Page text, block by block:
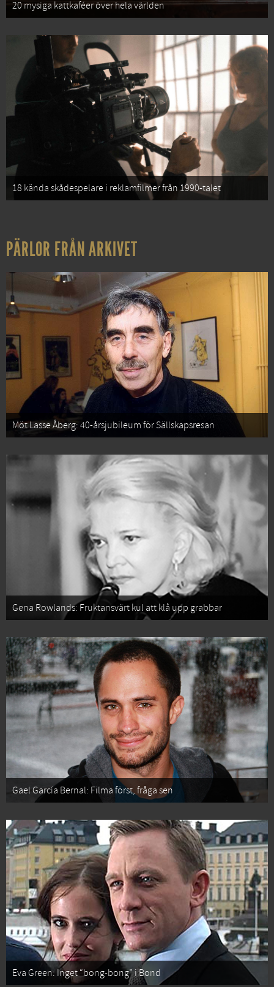
20 mysiga kattkaféer över hela världen
18 kända skådespelare i reklamfilmer från 1990-talet
PÄRLOR FRÅN ARKIVET
Möt Lasse Åberg: 40-årsjubileum för Sällskapsresan
Gena Rowlands: Fruktansvärt kul att klå upp grabbar
Gael García Bernal: Filma först, fråga sen
Eva Green: Inget “bong-bong” i Bond